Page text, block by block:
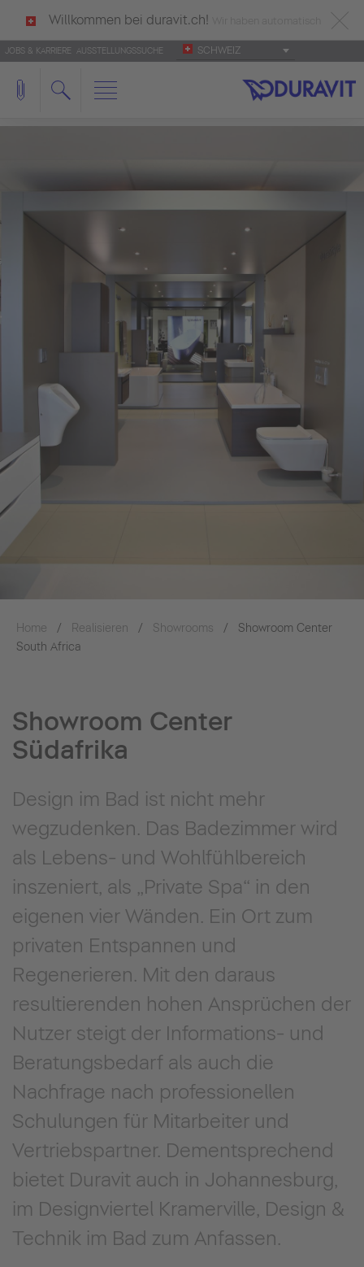
Willkommen bei duravit.ch!
deutsch als Ihre Sprache erkannt.
Français Italiano
JOBS & KARRIERE AUSSTELLUNGSSUCHE SCHWEIZ
Home Realisieren Showrooms
Showroom Center
South Africa
Showroom Center
Südafrika
Design im Bad ist nicht mehr
wegzudenken. Das Badezimmer wird
als Lebens- und Wohlfühlbereich
inszeniert, als „Private Spa“ in den
eigenen vier Wänden. Ein Ort zum
privaten Entspannen und
Regenerieren. Mit den daraus
resultierenden hohen Ansprüchen der
Nutzer steigt der Informations- und
Beratungsbedarf als auch die
Nachfrage nach professionellen
Schulungen für Mitarbeiter und
Vertriebspartner. Dementsprechend
bietet Duravit auch in Johannesburg,
im Designviertel Kramerville, Design &
Technik im Bad zum Anfassen.